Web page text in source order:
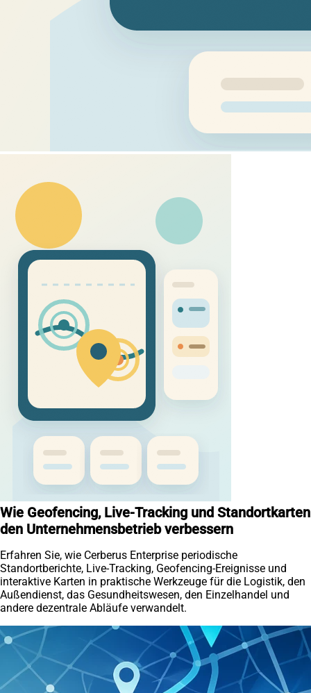
Wie Geofencing, Live-Tracking und Standortkarten
den Unternehmensbetrieb verbessern
Erfahren Sie, wie Cerberus Enterprise periodische
Standortberichte, Live-Tracking, Geofencing-Ereignisse und
interaktive Karten in praktische Werkzeuge für die Logistik, den
Außendienst, das Gesundheitswesen, den Einzelhandel und
andere dezentrale Abläufe verwandelt.